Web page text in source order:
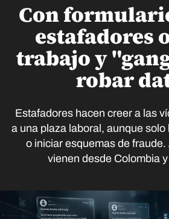
Con
estafadores
trabajo y
robar
Estafadores hacen creer a las
a una plaza laboral, aunque
o iniciar esquemas de
vienen desde Colombia